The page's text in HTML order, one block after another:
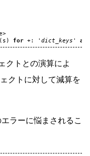
>
( s ) for +: 'dict_keys' and
クトとの演算によ
クトに対して減算を
ラーに悩まされるこ